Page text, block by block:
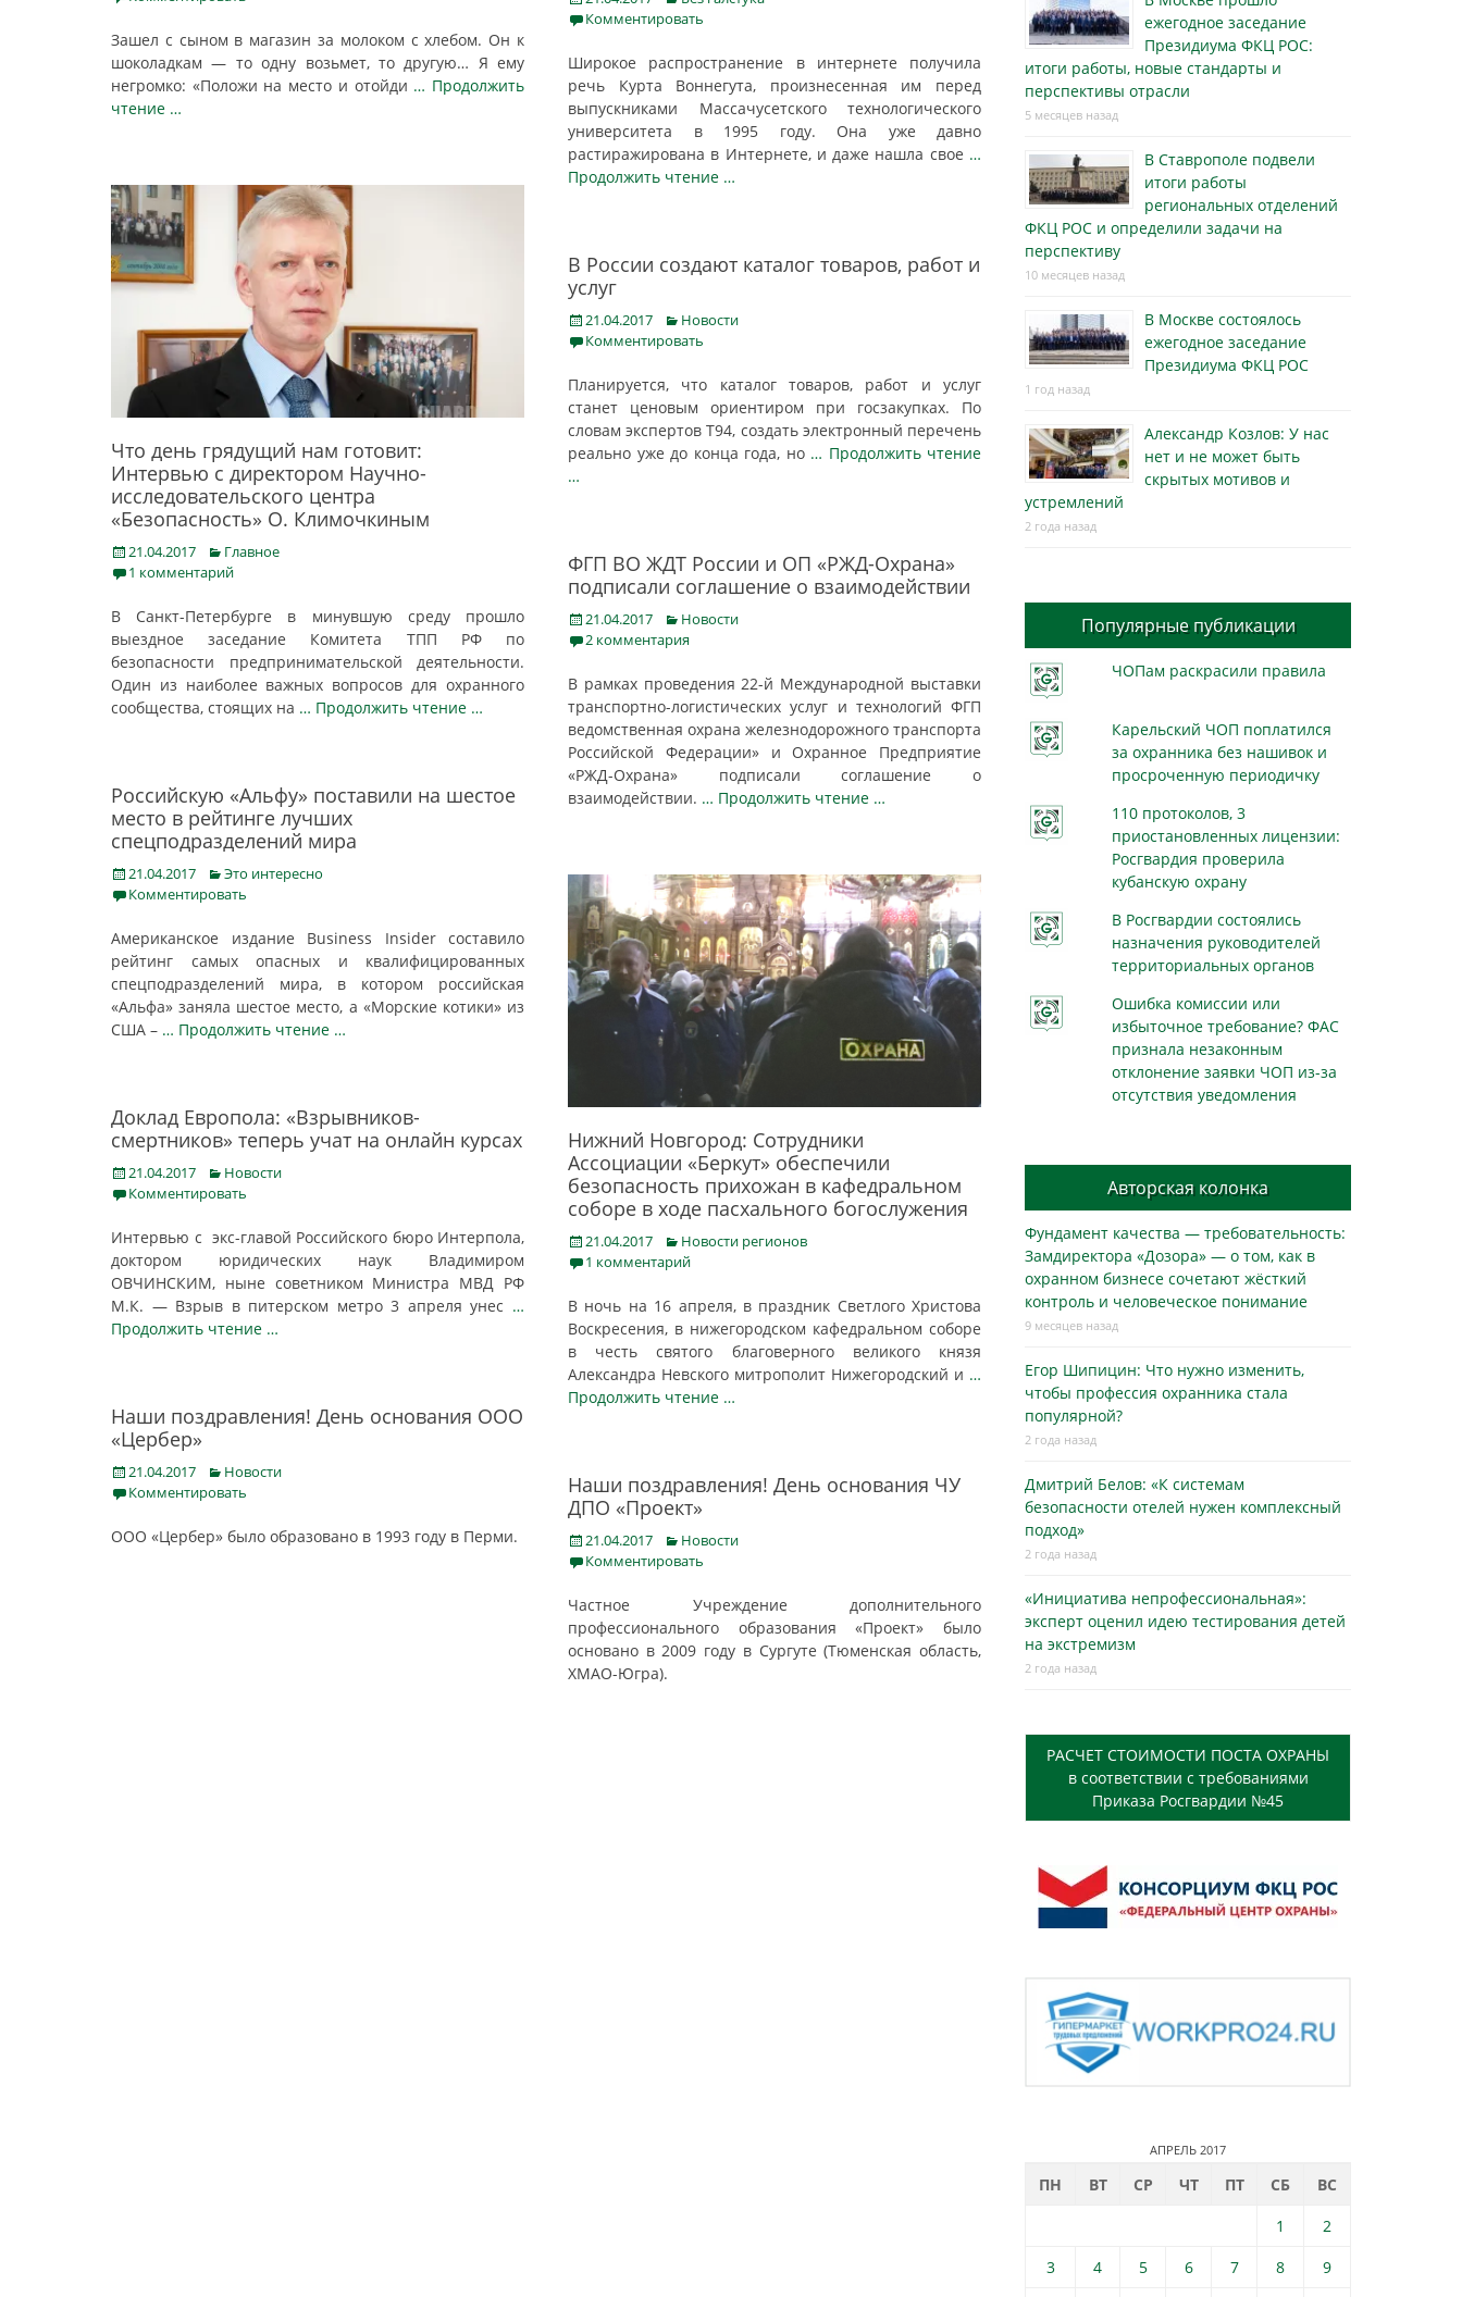
Зашел с сыном в магазин за молоком с хлебом. Он к
шоколадкам — то одну возьмет, то другую… Я ему
негромко: «Положи на место и отойди … Продолжить
чтение …
onКомментировать
Широкое распространение в интернете получила
речь Курта Воннегута, произнесенная им перед
выпускниками Массачусетского технологического
университета в 1995 году. Она уже давно
растиражирована в Интернете, и даже нашла свое …
Продолжить чтение …
Что день грядущий нам готовит:
Интервью с директором Научно-
исследовательского центра
«Безопасность» О. Климочкиным
Posted
on
21.04.2017 Categories
Главное
1 комментарий
В Санкт-Петербурге в минувшую среду прошло
выездное заседание Комитета ТПП РФ по
безопасности предпринимательской деятельности.
Один из наиболее важных вопросов для охранного
сообщества, стоящих на … Продолжить чтение …
В России создают каталог товаров, работ и
услуг
Posted
on
21.04.2017 Categories
Новости
Комментировать
Планируется, что каталог товаров, работ и услуг
станет ценовым ориентиром при госзакупках. По
словам экспертов Т94, создать электронный перечень
реально уже до конца года, но … Продолжить чтение
…
ФГП ВО ЖДТ России и ОП «РЖД-Охрана»
подписали соглашение о взаимодействии
Posted
on
21.04.2017 Categories
Новости
2 комментария
В рамках проведения 22-й Международной выставки
транспортно-логистических услуг и технологий ФГП
ведомственная охрана железнодорожного транспорта
Российской Федерации» и Охранное Предприятие
«РЖД-Охрана» подписали соглашение о
взаимодействии. … Продолжить чтение …
Российскую «Альфу» поставили на шестое
место в рейтинге лучших
спецподразделений мира
Posted
on
21.04.2017 Categories
Это интересно
Комментировать
Американское издание Business Insider составило
рейтинг самых опасных и квалифицированных
спецподразделений мира, в котором российская
«Альфа» заняла шестое место, а «Морские котики» из
США – … Продолжить чтение …
Нижний Новгород: Сотрудники
Ассоциации «Беркут» обеспечили
безопасность прихожан в кафедральном
соборе в ходе пасхального богослужения
Posted
on
21.04.2017 Categories
Новости регионов
1 комментарий
В ночь на 16 апреля, в праздник Светлого Христова
Воскресения, в нижегородском кафедральном соборе
в честь святого благоверного великого князя
Александра Невского митрополит Нижегородский и …
Продолжить чтение …
Доклад Европола: «Взрывников-
смертников» теперь учат на онлайн курсах
Posted
on
21.04.2017 Categories
Новости
Комментировать
Интервью с экс-главой Российского бюро Интерпола,
доктором юридических наук Владимиром
ОВЧИНСКИМ, ныне советником Министра МВД РФ
М.К. — Взрыв в питерском метро 3 апреля унес …
Продолжить чтение …
Наши поздравления! День основания ООО
«Цербер»
Posted
on
21.04.2017 Categories
Новости
Комментировать
ООО «Цербер» было образовано в 1993 году в Перми.
Наши поздравления! День основания ЧУ
ДПО «Проект»
Posted
on
21.04.2017 Categories
Новости
Комментировать
Частное Учреждение дополнительного
профессионального образования «Проект» было
основано в 2009 году в Сургуте (Тюменская область,
ХМАО-Югра).
ежегодное заседание
Президиума ФКЦ РОС:
итоги работы, новые стандарты и
перспективы отрасли
5 месяцев назад
В Ставрополе подвели
итоги работы
региональных отделений
ФКЦ РОС и определили задачи на
перспективу
10 месяцев назад
В Москве состоялось
ежегодное заседание
Президиума ФКЦ РОС
1 год назад
Александр Козлов: У нас
нет и не может быть
скрытых мотивов и
устремлений
2 года назад
Популярные публикации
ЧОПам раскрасили правила
Карельский ЧОП поплатился
за охранника без нашивок и
просроченную периодичку
110 протоколов, 3
приостановленных лицензии:
Росгвардия проверила
кубанскую охрану
В Росгвардии состоялись
назначения руководителей
территориальных органов
Ошибка комиссии или
избыточное требование? ФАС
признала незаконным
отклонение заявки ЧОП из-за
отсутствия уведомления
Авторская колонка
Фундамент качества — требовательность:
Замдиректора «Дозора» — о том, как в
охранном бизнесe сочетают жёсткий
контроль и человеческое понимание
9 месяцев назад
Егор Шипицин: Что нужно изменить,
чтобы профессия охранника стала
популярной?
2 года назад
Дмитрий Белов: «К системам
безопасности отелей нужен комплексный
подход»
2 года назад
«Инициатива непрофессиональная»:
эксперт оценил идею тестирования детей
на экстремизм
2 года назад
РАСЧЕТ СТОИМОСТИ ПОСТА ОХРАНЫ
в соответствии с требованиями
Приказа Росгвардии №45
АПРЕЛЬ 2017
ПН ВТ СР ЧТ ПТ СБ
ВС
1
2
3
4 5 6 7 8
9